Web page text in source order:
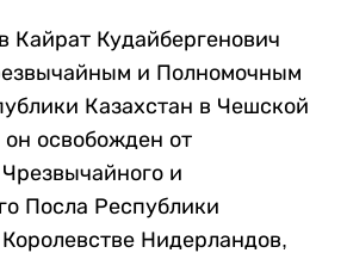
Кайрат Кудайбергенович
и Полномочным
Казахстан в Чешской
освобожден от
и
Посла Республики
Нидерландов,